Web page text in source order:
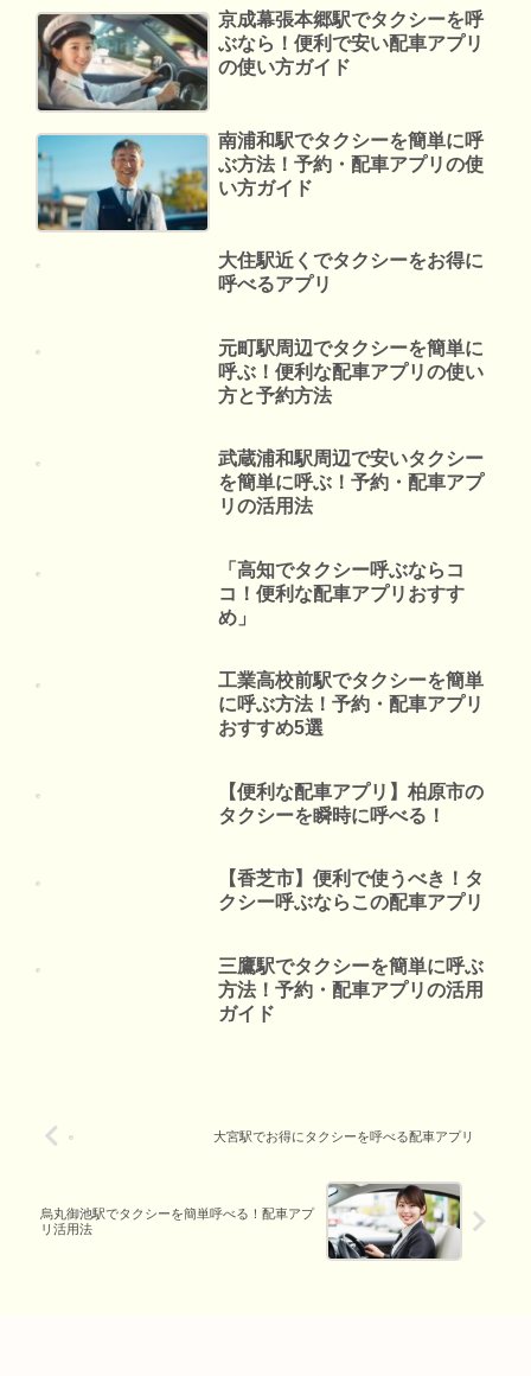
京成幕張本郷駅でタクシーを呼
ぶなら！便利で安い配車アプリ
の使い方ガイド
南浦和駅でタクシーを簡単に呼
ぶ方法！予約・配車アプリの使
い方ガイド
大住駅近くでタクシーをお得に
呼べるアプリ
元町駅周辺でタクシーを簡単に
呼ぶ！便利な配車アプリの使い
方と予約方法
武蔵浦和駅周辺で安いタクシー
を簡単に呼ぶ！予約・配車アプ
リの活用法
「高知でタクシー呼ぶならコ
コ！便利な配車アプリおすす
め」
工業高校前駅でタクシーを簡単
に呼ぶ方法！予約・配車アプリ
おすすめ5選
【便利な配車アプリ】柏原市の
タクシーを瞬時に呼べる！
【香芝市】便利で使うべき！タ
クシー呼ぶならこの配車アプリ
三鷹駅でタクシーを簡単に呼ぶ
方法！予約・配車アプリの活用
ガイド
大宮駅でお得にタクシーを呼べる配車アプリ
烏丸御池駅でタクシーを簡単呼べる！配車アプ
リ活用法